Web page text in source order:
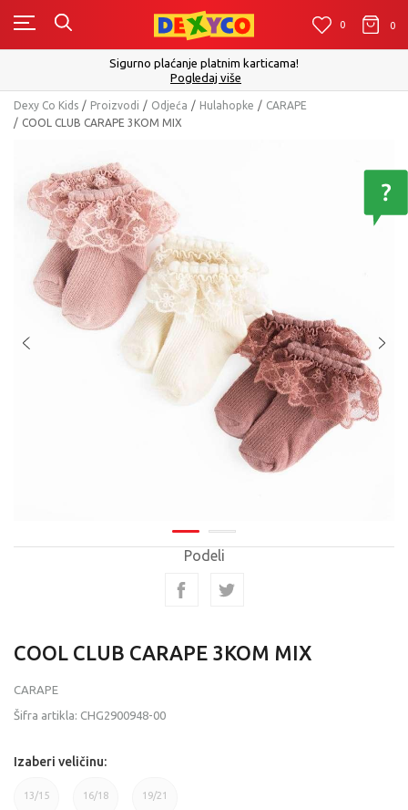
0 0
Sigurno plaćanje platnim karticama!
Pogledaj više
Dexy Co Kids Proizvodi Odjeća Hulahopke
CARAPE
COOL CLUB CARAPE 3KOM MIX
Podeli
COOL CLUB CARAPE 3KOM MIX
CARAPE
Šifra artikla: CHG2900948-00
Izaberi veličinu:
13/15 16/18 19/21